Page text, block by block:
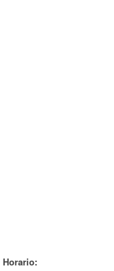
Horario: